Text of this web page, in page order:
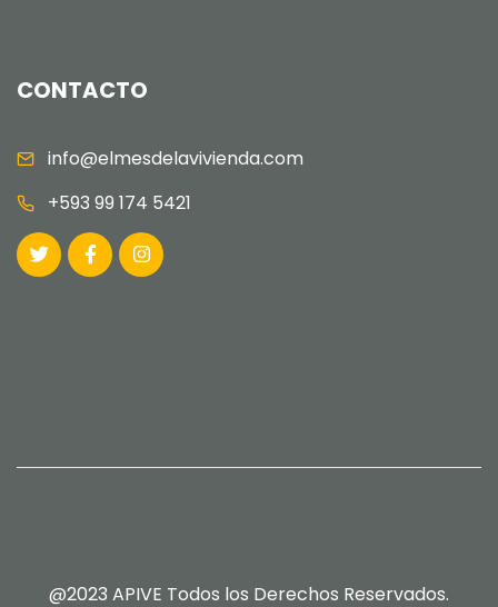
CONTACTO
info@elmesdelavivienda.com
+593 99 174 5421
@2023 APIVE Todos los Derechos Reservados.